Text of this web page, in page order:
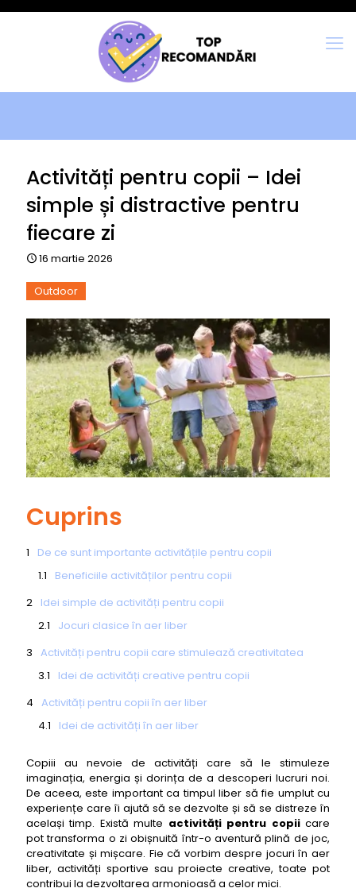
Activități pentru copii – Idei
simple și distractive pentru
fiecare zi
16 martie 2026
Outdoor
Cuprins
De ce sunt importante activitățile pentru copii
Beneficiile activităților pentru copii
Idei simple de activități pentru copii
Jocuri clasice în aer liber
Activități pentru copii care stimulează creativitatea
Idei de activități creative pentru copii
Activități pentru copii în aer liber
Idei de activități în aer liber
Recomandări pentru părinți
Copiii au nevoie de activități care să le stimuleze
imaginația, energia și dorința de a descoperi lucruri noi.
De aceea, este important ca timpul liber să fie umplut cu
experiențe care îi ajută să se dezvolte și să se distreze în
același timp. Există multe activități pentru copiicare
pot transforma o zi obișnuită într-o aventură plină de joc,
creativitate și mișcare. Fie că vorbim despre jocuri în aer
liber, activități sportive sau proiecte creative, toate pot
contribui la dezvoltarea armonioasă a celor mici.